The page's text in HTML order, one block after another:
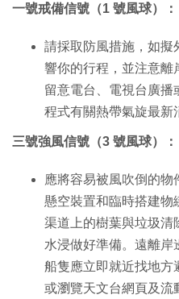
一號戒備信號（1 號風球）：
請採取防風措施，如擬
響你的行程，並注意離
留意電台、電視台廣播
程式有關熱帶氣旋最新
三號強風信號（3 號風球）：
應將容易被風吹倒的
懸空裝置和臨時搭建物
渠道上的樹葉與垃圾清
水浸做好準備。遠離岸
船隻應立即就近找地方
或瀏覽天文台網頁及流